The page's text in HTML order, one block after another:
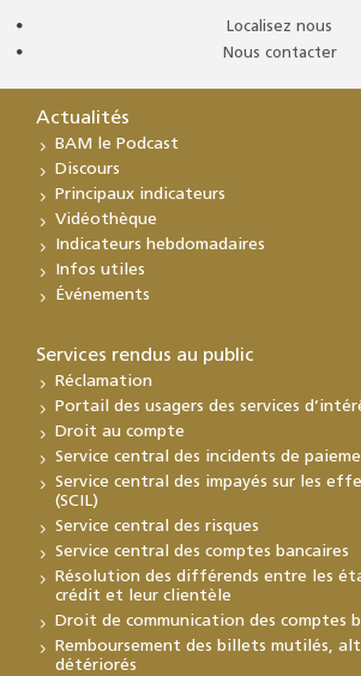
Localisez nous
Nous contacter
Actualités
BAM le Podcast
Discours
Principaux indicateurs
Vidéothèque
Indicateurs hebdomadaires
Infos utiles
Événements
Services rendus au public
Réclamation
Portail des usagers des services
Droit au compte
Service central des incidents de
Service central des impayés sur les
(SCIL)
Service central des risques
Service central des comptes bancaires
Résolution des différends entre les
crédit et leur clientèle
Droit de communication des comptes
Remboursement des billets mutilés,
détériorés